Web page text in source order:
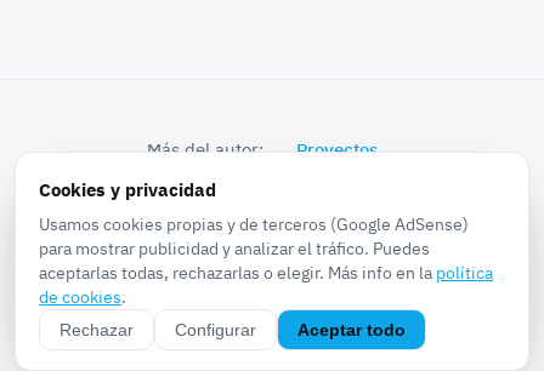
Más del autor: Proyectos
Experiencias, Pruebas...
Sobre·Privacidad·Cookies·Aviso legal ·RSS·
Configurar cookies
Cookies y privacidad
Usamos cookies propias y de terceros (Google AdSense)
para mostrar publicidad y analizar el tráfico. Puedes
aceptarlas todas, rechazarlas o elegir. Más info en la política
de cookies.
Rechazar Configurar Aceptar todo